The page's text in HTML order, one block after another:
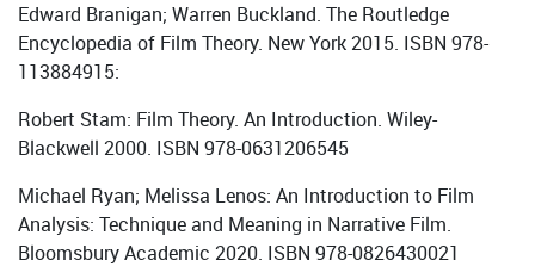
Edward Branigan; Warren Buckland. The Routledge
Encyclopedia of Film Theory. New York 2015. ISBN 978-
113884915:
Robert Stam: Film Theory. An Introduction. Wiley-
Blackwell 2000. ISBN 978-0631206545
Michael Ryan; Melissa Lenos: An Introduction to Film
Analysis: Technique and Meaning in Narrative Film.
Bloomsbury Academic 2020. ISBN 978-0826430021